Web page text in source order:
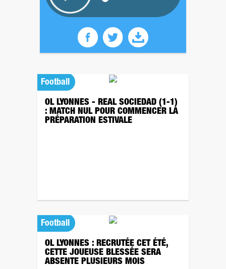
Football
OL LYONNES - REAL SOCIEDAD (1-1)
: MATCH NUL POUR COMMENCER LA
PRÉPARATION ESTIVALE
Football
OL LYONNES : RECRUTÉE CET ÉTÉ,
CETTE JOUEUSE BLESSÉE SERA
ABSENTE PLUSIEURS MOIS